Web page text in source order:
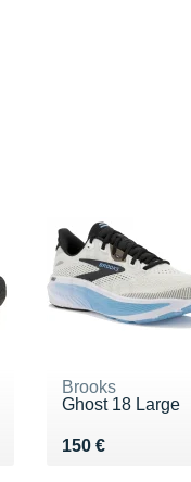
Brooks
Ghost 18 Large
150 €
Vendu 150 €